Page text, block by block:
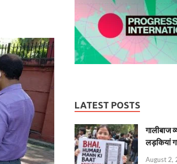
LATEST POSTS
गालीबाज
लड़कियां
August 2,